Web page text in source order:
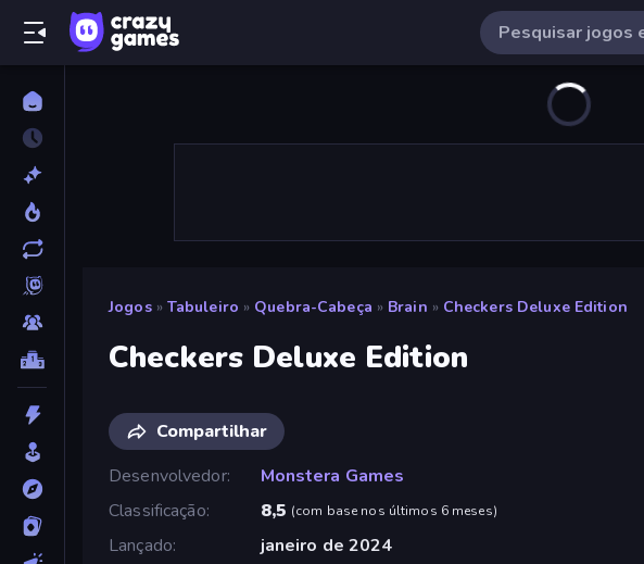
Jogos » Tabuleiro » Quebra-Cabeça » Brain » Checkers Deluxe Edition
Checkers Deluxe Edition
Compartilhar
Desenvolvedor
Monstera Games
Classificação
8,5 (com base nos últimos 6 meses)
Lançado
janeiro de 2024